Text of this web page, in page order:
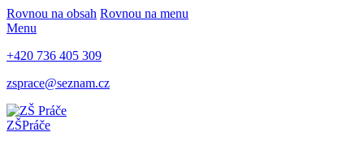
Rovnou na obsah Rovnou na menu
Menu
+420 736 405 309
zsprace@seznam.cz
ZŠPráče